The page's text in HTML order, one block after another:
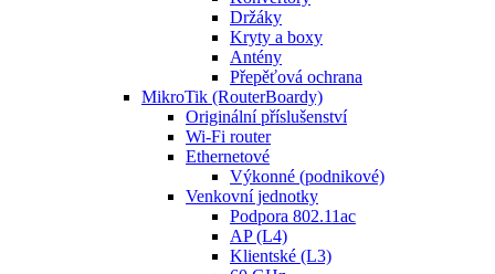
Držáky
Kryty a boxy
Antény
Přepěťová ochrana
MikroTik (RouterBoardy)
Originální příslušenství
Wi-Fi router
Ethernetové
Výkonné (podnikové)
Venkovní jednotky
Podpora 802.11ac
AP (L4)
Klientské (L3)